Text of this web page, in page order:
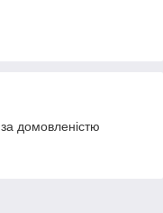
домовленістю